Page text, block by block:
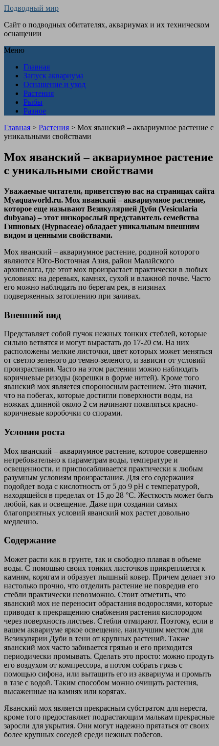
Подводный мир
Сайт о подводных обитателях, аквариумах и их техническом
оснащении
Меню
Главная
Запуск аквариума
Оснащение и уход
Растения
Рыбы
Разное
Главная > Растения > Мох яванский – аквариумное растение с
уникальными свойствами
Мох яванский – аквариумное растение
с уникальными свойствами
Уважаемые читатели, приветствую вас на страницах сайта
Myaquaworld.ru. Мох яванский – аквариумное растение,
которое еще называют Везикулярией Дуби (Vesicularia
dubyana) – этот низкорослый представитель семейства
Гипновых (Hypnaceae) обладает уникальным внешним
видом и ценными свойствами.
Мох яванский – аквариумное растение, родиной которого
являются Юго-Восточная Азия, район Малайского
архипелага, где этот мох произрастает практически в любых
условиях: на деревьях, камнях, сухой и влажной почве. Часто
его можно наблюдать по берегам рек, в низинах
подверженных затоплению при заливах.
Внешний вид
Представляет собой пучок нежных тонких стеблей, которые
сильно ветвятся и могут вырастать до 17-20 см. На них
расположены мелкие листочки, цвет которых может меняться
от светло зеленого до темно-зеленого, и зависит от условий
произрастания. Часто на этом растении можно наблюдать
коричневые ризоды (корешки в форме нитей). Кроме того
яванский мох является спороносным растением. Это значит,
что на побегах, которые достигли поверхности воды, на
ножках длинной около 2 см начинают появляться красно-
коричневые коробочки со спорами.
Условия роста
Мох яванский – аквариумное растение, которое совершенно
нетребовательно к параметрам воды, температуре и
освещенности, и приспосабливается практически к любым
разумным условиям произрастания. Для его содержания
подойдет вода с кислотность от 5 до 9 pH с температурой,
находящейся в пределах от 15 до 28 °С. Жесткость может быть
любой, как и освещение. Даже при создании самых
благоприятных условий яванский мох растет довольно
медленно.
Содержание
Может расти как в грунте, так и свободно плавая в объеме
воды. С помощью своих тонких листочков прикрепляется к
камням, корягам и образует пышный ковер. Причем делает это
настолько прочно, что отделить растение не повредив его
стебли практически невозможно. Стоит отметить, что
яванский мох не переносит обрастания водорослями, которые
приводят к прекращению снабжения растения кислородом
через поверхность листьев. Стебли отмирают. Поэтому, если в
вашем аквариуме яркое освещение, наилучшим местом для
Везикулярии Дуби в тени от крупных растений. Также
яванский мох часто забивается грязью и его приходится
периодически промывать. Сделать это просто: можно продуть
его воздухом от компрессора, а потом собрать грязь с
помощью сифона, или вытащить его из аквариума и промыть
в тазе с водой. Таким способом можно очищать растения,
высаженные на камнях или корягах.
Яванский мох является прекрасным субстратом для нереста,
кроме того предоставляет подрастающим малькам прекрасные
заросли для укрытия. Они могут надежно прятаться от своих
более крупных соседей среди нежных побегов.